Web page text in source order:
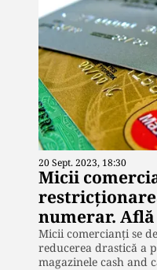
20 Sept. 2023, 18:30
Micii
numerar. Află
Micii comercianți se
reducerea drastică a
magazinele cash